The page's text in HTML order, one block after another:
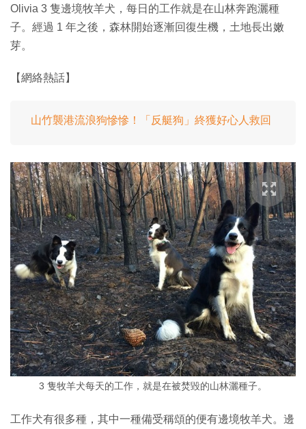
Olivia 3 隻邊境牧羊犬，每日的工作就是在山林奔跑灑種
子。經過 1 年之後，森林開始逐漸回復生機，土地長出嫩
芽。
【網絡熱話】
山竹襲港流浪狗慘慘！「反艇狗」終獲好心人救回
3 隻牧羊犬每天的工作，就是在被焚毀的山林灑種子。
工作犬有很多種，其中一種備受稱頌的便有邊境牧羊犬。邊